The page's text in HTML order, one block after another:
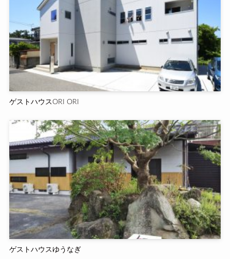
ゲストハウスORI ORI
ゲストハウスゆうなぎ